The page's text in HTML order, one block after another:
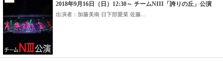
2018年9月16日（日）12:30～ チームNIII「誇りの丘」公演
出演者：加藤美南 日下部愛菜 佐藤...